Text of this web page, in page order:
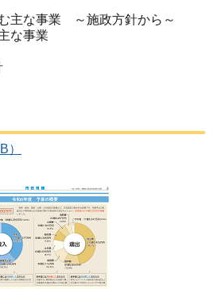
主な事業 ～施政方針から～
な事業
）